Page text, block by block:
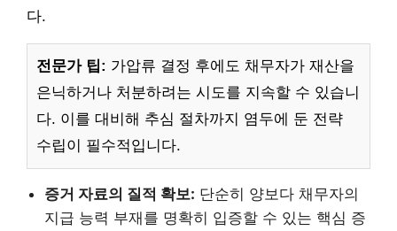
다.
전문가 팁: 가압류 결정 후에도 채무자가 재산을
은닉하거나 처분하려는 시도를 지속할 수 있습니
다. 이를 대비해 추심 절차까지 염두에 둔 전략
수립이 필수적입니다.
증거 자료의 질적 확보: 단순히 양보다 채무자의
지급 능력 부재를 명확히 입증할 수 있는 핵심 증